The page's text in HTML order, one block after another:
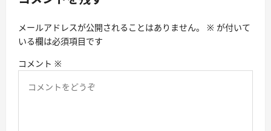
メールアドレスが公開されることはありません。 ※ が付いて
いる欄は必須項目です
コメント ※